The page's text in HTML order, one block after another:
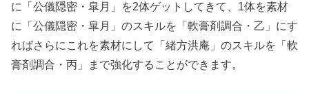
に「公儀隠密・皐月」を2体ゲットしてきて、1体を素材
に「公儀隠密・皐月」のスキルを「軟膏剤調合・乙」にす
ればさらにこれを素材にして「緒方洪庵」のスキルを「軟
膏剤調合・丙」まで強化することができます。